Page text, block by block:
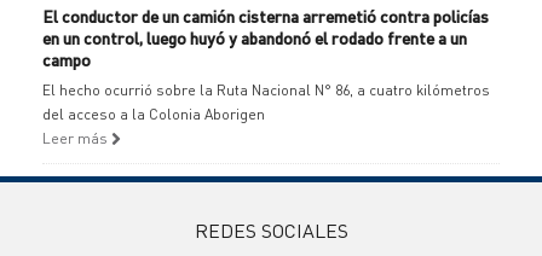
El conductor de un camión cisterna arremetió contra policías
en un control, luego huyó y abandonó el rodado frente a un
campo
El hecho ocurrió sobre la Ruta Nacional N° 86, a cuatro kilómetros
del acceso a la Colonia Aborigen
Leer más
REDES SOCIALES